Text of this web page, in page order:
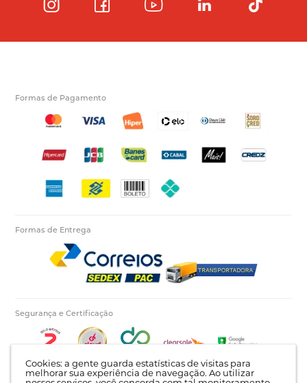
Cookies: a gente guarda estatísticas de visitas para
melhorar sua experiência de navegação. Ao utilizar
Formas de Pagamento
Formas de Entrega
Segurança e Certificação